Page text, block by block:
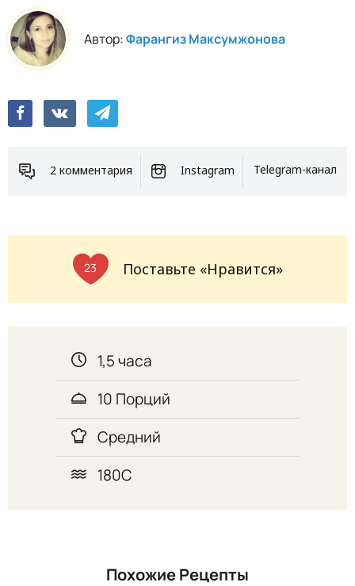
Автор:Фарангиз Максумжонова
2 комментария Instagram Telegram-канал
23 Поставьте «Нравится»
1,5 часа
10 Порций
Средний
180С
Похожие Рецепты